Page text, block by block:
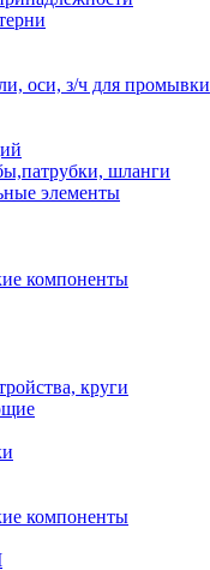
оси, з/ч для промывки
шланги
элементы
компоненты
круги
компоненты